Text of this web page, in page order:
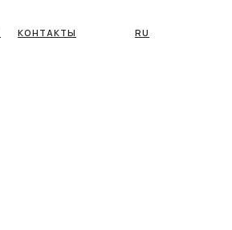
КОНТАКТЫ RU